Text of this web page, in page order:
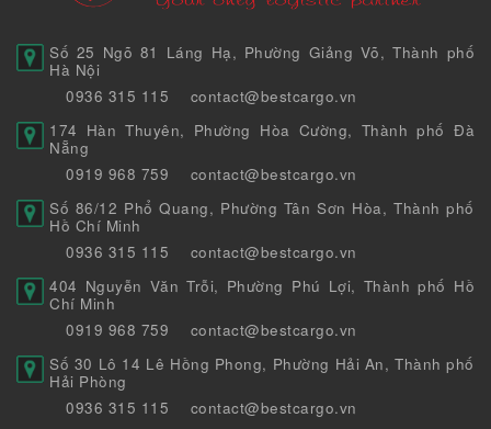
Số 25 Ngõ 81 Láng Hạ, Phường Giảng Võ, Thành phố
Hà Nội
0936 315 115
contact@bestcargo.vn
174 Hàn Thuyên, Phường Hòa Cường, Thành phố Đà
Nẵng
0919 968 759
contact@bestcargo.vn
Số 86/12 Phổ Quang, Phường Tân Sơn Hòa, Thành phố
Hồ Chí Minh
0936 315 115
contact@bestcargo.vn
404 Nguyễn Văn Trỗi, Phường Phú Lợi, Thành phố Hồ
Chí Minh
0919 968 759
contact@bestcargo.vn
Số 30 Lô 14 Lê Hồng Phong, Phường Hải An, Thành phố
Hải Phòng
0936 315 115
contact@bestcargo.vn